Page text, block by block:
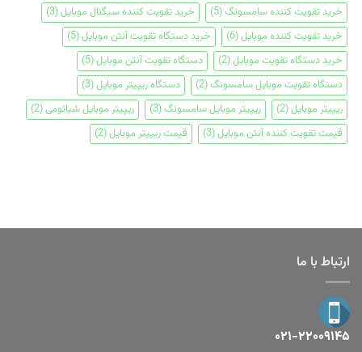
خرید تقویت کننده سامسونگ(5) خرید تقویت کننده سیگنال موبایل(3)
خرید تقویت کننده موبایل(6) خرید دستگاه تقویت آنتن موبایل(5)
خرید دستگاه تقویت موبایل(2) دستگاه تقویت آنتن موبایل(5)
دستگاه تقویت موبایل سامسونگ(2) دستگاه ریپیتر موبایل(3)
ریپیتر موبایل(2) ریپیتر موبایل سامسونگ(3) ریپیتر موبایل شیائومی(2)
قیمت تقویت کننده آنتن موبایل(3) قیمت ریپیتر موبایل(2)
ارتباط با ما
۰۲۱-۲۲۰۰۹۱۴۵